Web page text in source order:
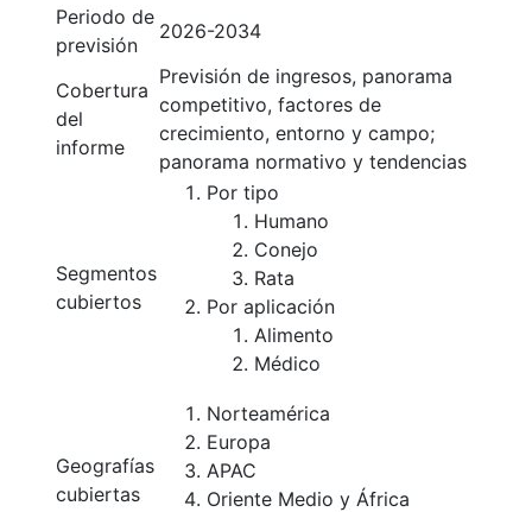
Periodo de
previsión
2026-2034
Cobertura
del
informe
Previsión de ingresos, panorama
competitivo, factores de
crecimiento, entorno y campo;
panorama normativo y tendencias
Segmentos
cubiertos
Por tipo
Humano
Conejo
Rata
Por aplicación
Alimento
Médico
Geografías
cubiertas
Norteamérica
Europa
APAC
Oriente Medio y África